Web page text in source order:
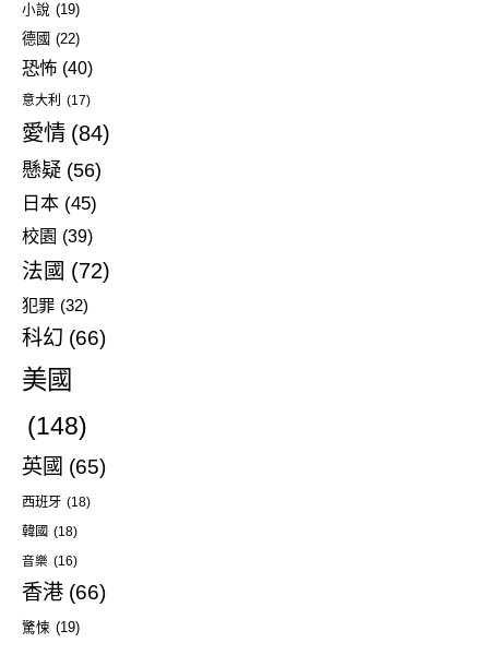
小說 (19)
德國 (22)
恐怖 (40)
意大利 (17)
愛情 (84)
懸疑 (56)
日本 (45)
校園 (39)
法國 (72)
犯罪 (32)
科幻 (66)
美國
(148)
英國 (65)
西班牙 (18)
韓國 (18)
音樂 (16)
香港 (66)
驚悚 (19)